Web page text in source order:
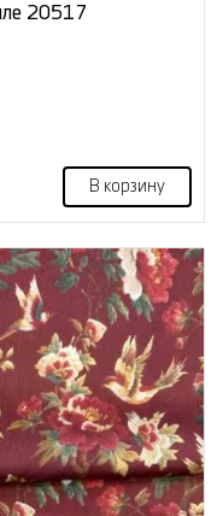
20517
В корзину